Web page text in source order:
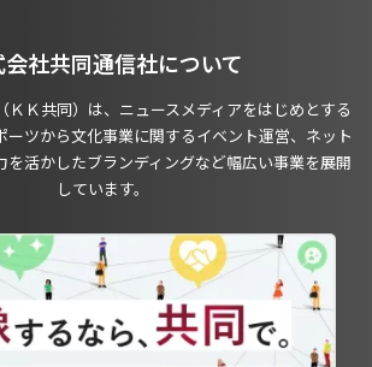
社共同通信社について
ＫＫ共同）は、ニュースメディアをはじめとする
ーツから文化事業に関するイベント運営、ネット
を活かしたブランディングなど幅広い事業を展開
しています。